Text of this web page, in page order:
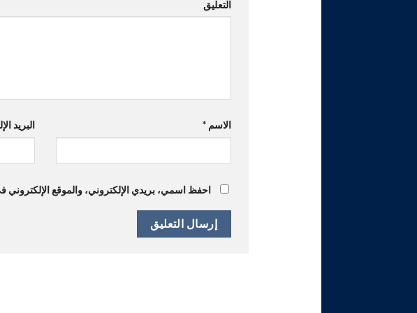
التعليق
الاسم* البريد
احفظ اسمي، بريدي الإلكتروني، والموقع الإلكتروني